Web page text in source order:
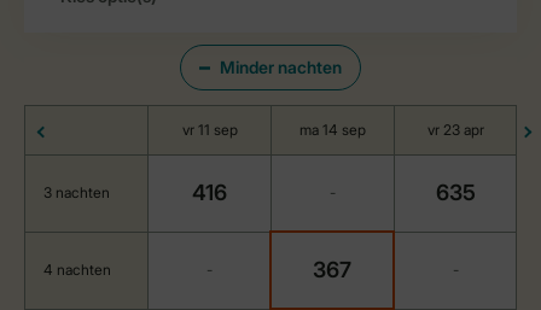
Minder nachten
vr 11 sep ma 14 sep vr 23 apr
3 nachten 416 - 635
4 nachten - 367 -